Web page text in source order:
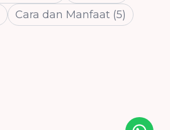
Cara dan Manfaat (5)